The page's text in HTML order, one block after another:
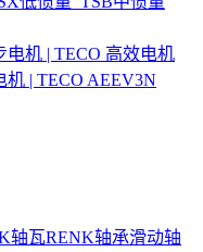
机 | TECO 高效电机
| TECO AEEV3N
轴瓦RENK轴承滑动轴